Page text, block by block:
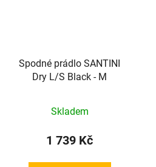
Spodné prádlo SANTINI
Dry L/S Black - M
Skladem
1 739 Kč